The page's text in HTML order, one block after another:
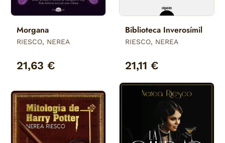
Morgana
RIESCO, NEREA
21,63 €
Biblioteca Inverosímil
RIESCO, NEREA
21,11 €